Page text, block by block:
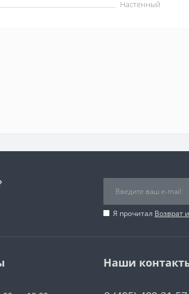
Настенный
Я прочитал Возврат
Наши